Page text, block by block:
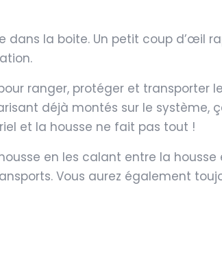
dans la boite. Un petit coup d’œil
ranger, protéger et transporter
déjà montés sur le système,
et la housse ne fait pas tout !
en les calant entre la housse
Vous aurez également